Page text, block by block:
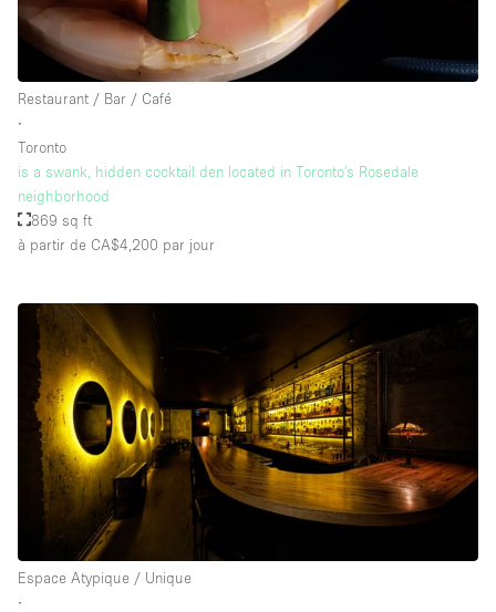
Restaurant / Bar / Café
∙
Toronto
is a swank, hidden cocktail den located in Toronto's Rosedale
neighborhood
869 sq ft
à partir de CA$4,200 par jour
Espace Atypique / Unique
∙